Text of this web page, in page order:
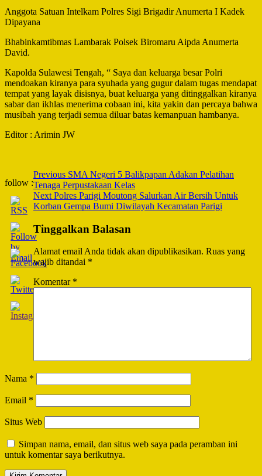
Anggota Satuan Intelkam Polres Sigi Brigadir Anumerta I Kadek
Dipayana
Bhabinkamtibmas Lambarak Polsek Biromaru Aipda Anumerta
David.
Kapolda Sulawesi Tengah, “ Saya dan keluarga besar Polri
mendoakan kiranya para syuhada yang gugur dalam tugas mendapat
tempat yang layak disisnya, buat keluarga yang ditinggalkan kiranya
sabar dan ikhlas menerima cobaan ini, kita yakin dan percaya bahwa
musibah yang terjadi semua diluar batas kemanpuan hambanya.
Editor : Arimin JW
follow :
Post
Navigation
Previous SMA Negeri 5 Balikpapan Adakan Pelatihan
Tenaga Perpustakaan Kelas
Next Polres Parigi Moutong Salurkan Air Bersih Untuk
Korban Gempa Bumi Diwilayah Kecamatan Parigi
Tinggalkan Balasan
Alamat email Anda tidak akan dipublikasikan. Ruas yang
wajib ditandai *
Komentar *
Nama *
Email *
Situs Web
Simpan nama, email, dan situs web saya pada peramban ini
untuk komentar saya berikutnya.